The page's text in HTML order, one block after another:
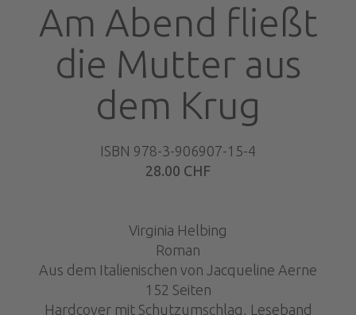
Am Abend fließt
die Mutter aus
dem Krug
ISBN 978-3-906907-15-4
28.00 CHF
Virginia Helbing
Roman
Aus dem Italienischen von Jacqueline Aerne
152 Seiten
Hardcover mit Schutzumschlag, Leseband